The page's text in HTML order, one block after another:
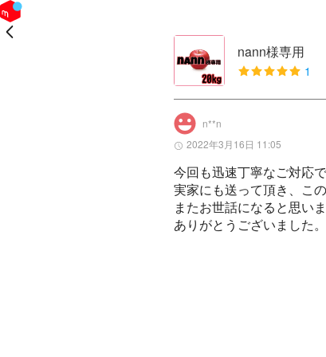
戻る
nann様専用
1
n**n
2022年3月16日 11:05
今回も迅速丁寧なご対応
実家にも送って頂き、こ
またお世話になると思い
ありがとうございました。